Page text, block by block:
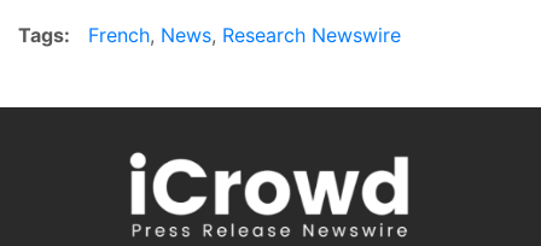
Tags:
French, News, Research Newswire